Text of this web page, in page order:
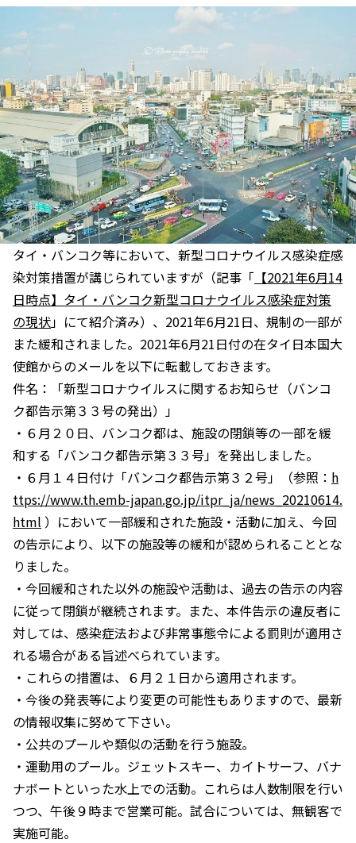
タイ・バンコク等において、新型コロナウイルス感染症感
染対策措置が講じられていますが（記事「 【2021年6月14
日時点】タイ・バンコク新型コロナウイルス感染症対策
の現状」にて紹介済み）、2021年6月21日、規制の一部が
また緩和されました。2021年6月21日付の在タイ日本国大
使館からのメールを以下に転載しておきます。
件名：「新型コロナウイルスに関するお知らせ（バンコ
ク都告示第３３号の発出）」
・６月２０日、バンコク都は、施設の閉鎖等の一部を緩
和する「バンコク都告示第３３号」を発出しました。
・６月１４日付け「バンコク都告示第３２号」（参照： h
ttps://www.th.emb-japan.go.jp/itpr_ja/news_20210614.
html ）において一部緩和された施設・活動に加え、今回
の告示により、以下の施設等の緩和が認められることとな
りました。
・今回緩和された以外の施設や活動は、過去の告示の内容
に従って閉鎖が継続されます。また、本件告示の違反者に
対しては、感染症法および非常事態令による罰則が適用さ
れる場合がある旨述べられています。
・これらの措置は、６月２１日から適用されます。
・今後の発表等により変更の可能性もありますので、最新
の情報収集に努めて下さい。
・公共のプールや類似の活動を行う施設。
・運動用のプール。ジェットスキー、カイトサーフ、バナ
ナボートといった水上での活動。これらは人数制限を行い
つつ、午後９時まで営業可能。試合については、無観客で
実施可能。